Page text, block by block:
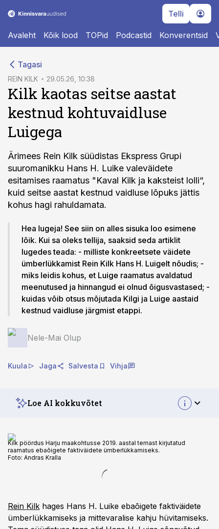
Telli
Avaleht Kõik lood TOPid Podcastid Konverentsid
Tagasi
REIN KILK 29.05.26, 10:38
Kilk kaotas seitse aastat
kestnud kohtuvaidluse
Luigega
Ärimees Rein Kilk süüdistas Ekspress Grupi
suuromanikku Hans H. Luike valeväidete
esitamises raamatus "Kaval Kilk ja kaksteist lolli“,
kuid seitse aastat kestnud vaidluse lõpuks jättis
kohus hagi rahuldamata.
Hea lugeja! See siin on alles sisuka loo esimene
lõik. Kui sa oleks tellija, saaksid seda artiklit
lugedes teada: - milliste konkreetsete väidete
ümberlükkamist Rein Kilk Hans H. Luigelt nõudis; -
miks leidis kohus, et Luige raamatus avaldatud
meenutused ja hinnangud ei olnud õigusvastased; -
kuidas võib otsus mõjutada Kilgi ja Luige aastaid
kestnud vaidluse järgmist etappi.
Nele-Mai Olup
Kuula Jaga Salvesta Vihja
Loe AI kokkuvõtet
Kilk pöördus Harju maakohtusse 2019. aastal temast kirjutatud
raamatus ebaõigete faktiväidete ümberlükkamiseks.
Foto: Andras Kralla
Rein Kilk hages Hans H. Luike ebaõigete faktiväidete
ümberlükkamiseks ja mittevaralise kahju hüvitamiseks.